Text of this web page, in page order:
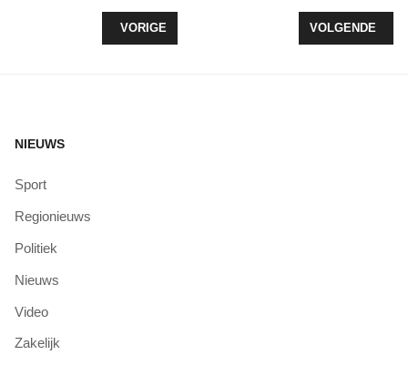
VORIG ARTIKEL: ZEEWOLDE TRAPT DE ZOMER
VORIGE VOLGENDE
VOLGENDE
NIEUWS
Sport
Regionieuws
Politiek
Nieuws
Video
Zakelijk